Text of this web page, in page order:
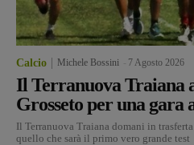
Calcio Michele Bossini 7 Agosto 2026
Il Terranuova Traiana
Grosseto per una gara
Il Terranuova Traiana domani in
quello che sarà il primo vero grande test